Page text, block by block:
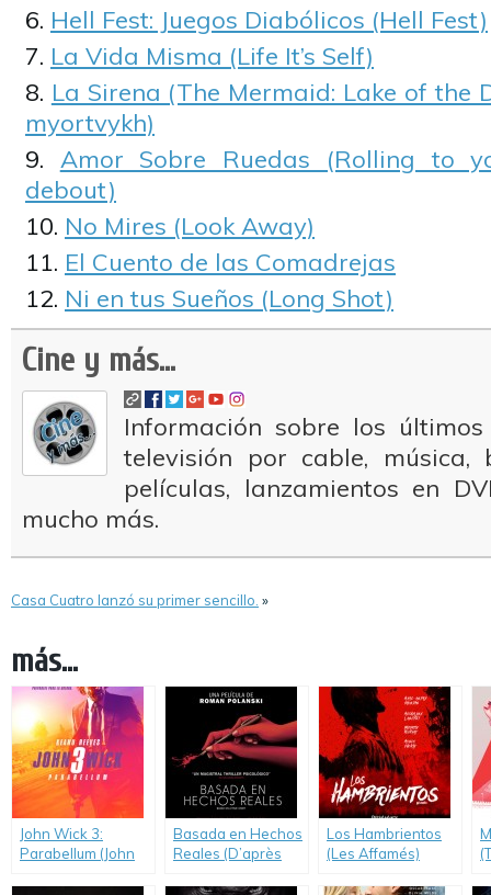
Hell Fest: Juegos Diabólicos (Hell Fest)
La Vida Misma (Life It’s Self)
La Sirena (The Mermaid: Lake of the
myortvykh)
Amor Sobre Ruedas (Rolling to
debout)
No Mires (Look Away)
El Cuento de las Comadrejas
Ni en tus Sueños (Long Shot)
Cine y más...
Información sobre los
televisión por cable, música,
películas, lanzamientos en
mucho más.
Casa Cuatro lanzó su primer sencillo. »
más...
John Wick 3:
Parabellum (John
Basada en Hechos
Reales (D’après
Los Hambrientos
(Les Affamés)